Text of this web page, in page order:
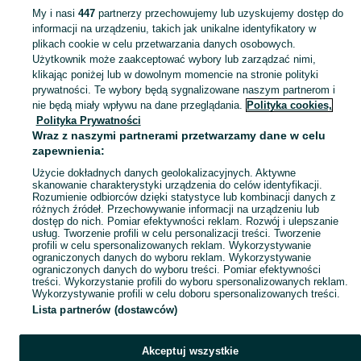
KATEGORIA
Sprzedaż domków ogrodowych Września ▶️ Szeroki wybór modeli, kolorów i materiałów ✅ Nowe i używane w atrakcyjnych cenach ☝ Sprawdź oferty na OLX.pl! Zobacz
Mapa kategorii
Mapa miejscowości
Mapa ministron
Popularne wyszukiwania
My i nasi 447partnerzy przechowujemy lub uzyskujemy dostęp do
informacji na urządzeniu, takich jak unikalne identyfikatory w
plikach cookie w celu przetwarzania danych osobowych.
Użytkownik może zaakceptować wybory lub zarządzać nimi,
klikając poniżej lub w dowolnym momencie na stronie polityki
prywatności. Te wybory będą sygnalizowane naszym partnerom i
nie będą miały wpływu na dane przeglądania. Polityka cookies,
Polityka Prywatności
Wraz z naszymi partnerami przetwarzamy dane w celu
zapewnienia:
Użycie dokładnych danych geolokalizacyjnych. Aktywne
skanowanie charakterystyki urządzenia do celów identyfikacji.
Rozumienie odbiorców dzięki statystyce lub kombinacji danych z
różnych źródeł. Przechowywanie informacji na urządzeniu lub
dostęp do nich. Pomiar efektywności reklam. Rozwój i ulepszanie
usług. Tworzenie profili w celu personalizacji treści. Tworzenie
profili w celu spersonalizowanych reklam. Wykorzystywanie
ograniczonych danych do wyboru reklam. Wykorzystywanie
ograniczonych danych do wyboru treści. Pomiar efektywności
treści. Wykorzystanie profili do wyboru spersonalizowanych reklam.
Wykorzystywanie profili w celu doboru spersonalizowanych treści.
Lista partnerów (dostawców)
Akceptuj wszystkie